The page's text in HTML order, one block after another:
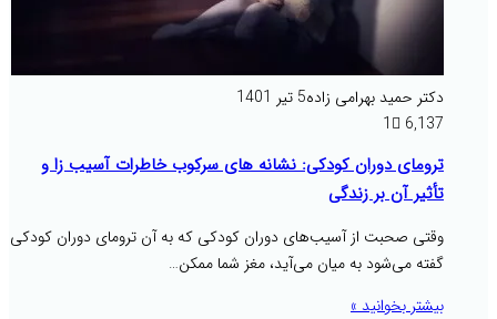
دکتر حمید بهرامی زاده5 تیر 1401
1
6,137
ترومای دوران کودکی: نشانه های سرکوب خاطرات آسیب زا و
تأثیر آن بر زندگی
وقتی صحبت از آسیب‌های دوران کودکی که به آن ترومای دوران کودکی
گفته می‌شود به میان می‌آید، مغز شما ممکن…
بیشتر بخوانید »